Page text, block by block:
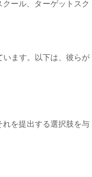
ール、ターゲットスク
ます。以下は、彼らが
を提出する選択肢を与